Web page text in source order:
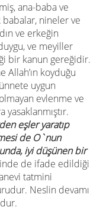
ana-baba ve
nineler ve
ve erkeğin
ve meyiller
bir kanun gereğidir.
Allah’ın koyduğu
uygun
evlenme ve
eşler yaratıp
de O`nun
iyi düşünen bir
de ifade edildiği
tatmini
Neslin devamı